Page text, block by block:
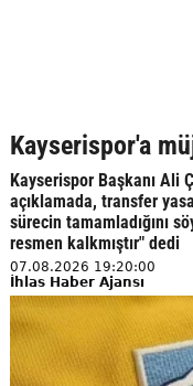
Kayserispor'a
Kayserispor Başkanı Ali
açıklamada, transfer
sürecin tamamladığını
resmen kalkmıştır" dedi
07.08.2026 19:20:00
İhlas Haber Ajansı